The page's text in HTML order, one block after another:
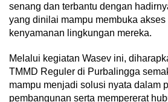
senang dan terbantu dengan
yang dinilai mampu membuka
kenyamanan lingkungan mereka.
Melalui kegiatan Wasev ini,
TMMD Reguler di Purbalingga
mampu menjadi solusi nyata dalam
pembangunan serta mempererat